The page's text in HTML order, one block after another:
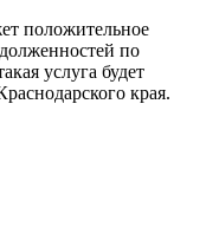
положительное
по
услуга будет
края.